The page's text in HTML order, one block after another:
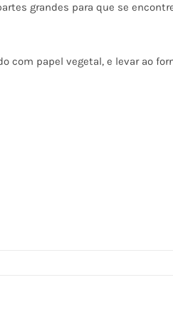
grandes para que se
com papel vegetal, e levar ao